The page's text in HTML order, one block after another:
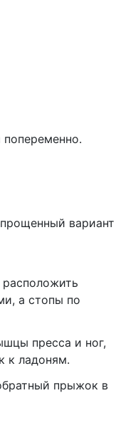
вариант
расположить
а стопы по
пресса и ног,
к ладоням.
прыжок в